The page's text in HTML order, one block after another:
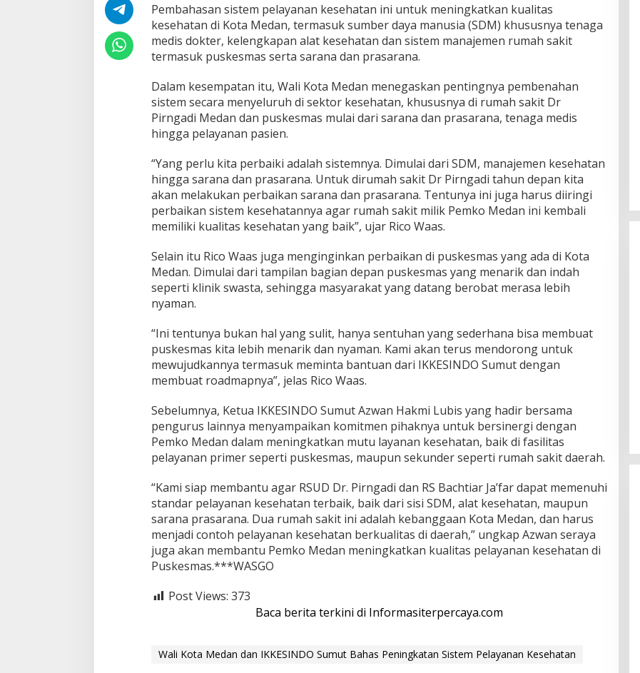
e
n
i
n
a
t
a
n
s
t
e
m
P
e
a
y
a
K
e
s
e
h
t
a
n
Pembahasan sistem pelayanan kesehatan ini untuk meningkatkan kualitas
kesehatan di Kota Medan, termasuk sumber daya manusia (SDM) khususnya tenaga
medis dokter, kelengkapan alat kesehatan dan sistem manajemen rumah sakit
termasuk puskesmas serta sarana dan prasarana.
Dalam kesempatan itu, Wali Kota Medan menegaskan pentingnya pembenahan
sistem secara menyeluruh di sektor kesehatan, khususnya di rumah sakit Dr
Pirngadi Medan dan puskesmas mulai dari sarana dan prasarana, tenaga medis
hingga pelayanan pasien.
“Yang perlu kita perbaiki adalah sistemnya. Dimulai dari SDM, manajemen kesehatan
hingga sarana dan prasarana. Untuk dirumah sakit Dr Pirngadi tahun depan kita
akan melakukan perbaikan sarana dan prasarana. Tentunya ini juga harus diiringi
perbaikan sistem kesehatannya agar rumah sakit milik Pemko Medan ini kembali
memiliki kualitas kesehatan yang baik”, ujar Rico Waas.
Selain itu Rico Waas juga menginginkan perbaikan di puskesmas yang ada di Kota
Medan. Dimulai dari tampilan bagian depan puskesmas yang menarik dan indah
seperti klinik swasta, sehingga masyarakat yang datang berobat merasa lebih
nyaman.
“Ini tentunya bukan hal yang sulit, hanya sentuhan yang sederhana bisa membuat
puskesmas kita lebih menarik dan nyaman. Kami akan terus mendorong untuk
mewujudkannya termasuk meminta bantuan dari IKKESINDO Sumut dengan
membuat roadmapnya”, jelas Rico Waas.
Sebelumnya, Ketua IKKESINDO Sumut Azwan Hakmi Lubis yang hadir bersama
pengurus lainnya menyampaikan komitmen pihaknya untuk bersinergi dengan
Pemko Medan dalam meningkatkan mutu layanan kesehatan, baik di fasilitas
pelayanan primer seperti puskesmas, maupun sekunder seperti rumah sakit daerah.
“Kami siap membantu agar RSUD Dr. Pirngadi dan RS Bachtiar Ja’far dapat memenuhi
standar pelayanan kesehatan terbaik, baik dari sisi SDM, alat kesehatan, maupun
sarana prasarana. Dua rumah sakit ini adalah kebanggaan Kota Medan, dan harus
menjadi contoh pelayanan kesehatan berkualitas di daerah,” ungkap Azwan seraya
juga akan membantu Pemko Medan meningkatkan kualitas pelayanan kesehatan di
Puskesmas.***WASGO
Post Views: 373
Baca berita terkini di Informasiterpercaya.com
Wali Kota Medan dan IKKESINDO Sumut Bahas Peningkatan Sistem Pelayanan Kesehatan